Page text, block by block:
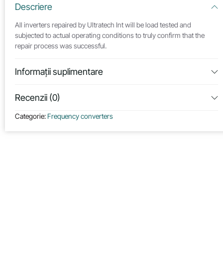
Descriere
All inverters repaired by Ultratech Int will be load tested and
subjected to actual operating conditions to truly confirm that the
repair process was successful.
Informații suplimentare
Recenzii (0)
Categorie: Frequency converters